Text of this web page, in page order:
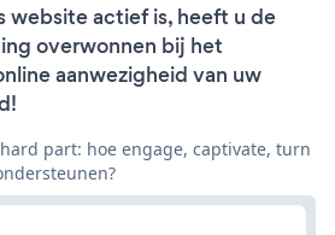
website actief is, heeft u de
overwonnen bij het
aanwezigheid van uw
part: hoe engage, captivate, turn